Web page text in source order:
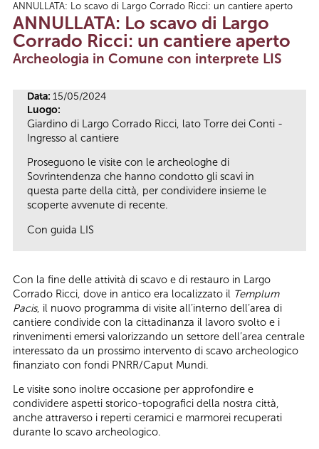
Tu sei qui
ANNULLATA: Lo scavo di Largo Corrado Ricci: un cantiere aperto
ANNULLATA: Lo scavo di Largo
Corrado Ricci: un cantiere aperto
Archeologia in Comune con interprete LIS
Data: 15/05/2024
Luogo:
Giardino di Largo Corrado Ricci, lato Torre dei Conti -
Ingresso al cantiere
Proseguono le visite con le archeologhe di
Sovrintendenza che hanno condotto gli scavi in
questa parte della città, per condividere insieme le
scoperte avvenute di recente.
Con guida LIS
Con la fine delle attività di scavo e di restauro in Largo
Corrado Ricci, dove in antico era localizzato il Templum
Pacis, il nuovo programma di visite all’interno dell’area di
cantiere condivide con la cittadinanza il lavoro svolto e i
rinvenimenti emersi valorizzando un settore dell’area centrale
interessato da un prossimo intervento di scavo archeologico
finanziato con fondi PNRR/Caput Mundi.
Le visite sono inoltre occasione per approfondire e
condividere aspetti storico-topografici della nostra città,
anche attraverso i reperti ceramici e marmorei recuperati
durante lo scavo archeologico.